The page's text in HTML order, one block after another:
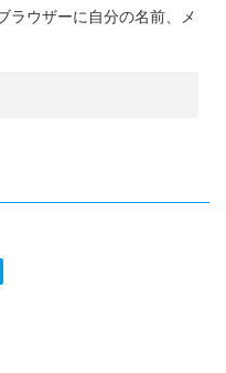
ラウザーに自分の名前、メ